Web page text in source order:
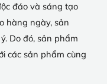
đáo và sáng tạo
hàng ngày, sản
Do đó, sản phẩm
các sản phẩm cùng